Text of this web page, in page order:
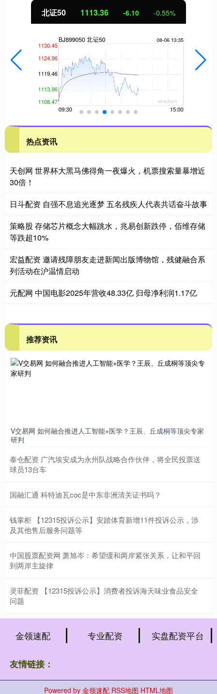
北证50 1113.36 -6.10 -0.55%
热点资讯
天创网 世界杯大黑马佛得角一夜爆火，机票搜索量暴增近
30倍！
日斗配资 自强不息追光逐梦 五名残疾人代表共话奋斗故事
策略股 存储芯片概念大幅跳水，兆易创新跌停，佰维存储
等跌超10%
宏益配资 邀请残障朋友走进新闻出版博物馆，残健融合系
列活动在沪温情启动
元配网 中国电影2025年营收48.33亿 归母净利润1.17亿
推荐资讯
V交易网 如何融合推进人工智能+医学？王辰、丘成桐等顶尖专家
研判
泰仓配资 广汽埃安成为永州队战略合作伙伴，将全民投票送
球员13台车
国融汇通 科特迪瓦coc是中东非洲清关证书吗？
钱掌柜 【12315投诉公示】安踏体育新增11件投诉公示，涉
及其他售后服务问题等
中国股票配资网 萧旭岑：希望缓和两岸紧张关系，让和平回
到两岸主旋律
灵菲配资 【12315投诉公示】消费者投诉海天味业食品安全
问题
金领速配 专业配资 实盘配资平台
友情链接：
Powered by 金领速配 RSS地图 HTML地图